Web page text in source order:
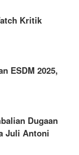
Kritik
ESDM 2025,
Dugaan
Juli Antoni